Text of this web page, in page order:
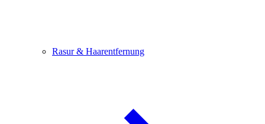
Rasur & Haarentfernung